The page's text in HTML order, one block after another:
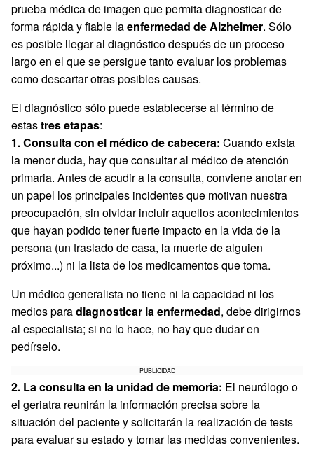
prueba médica de imagen que permita diagnosticar de
forma rápida y fiable laenfermedad de Alzheimer. Sólo
es posible llegar al diagnóstico después de un proceso
largo en el que se persigue tanto evaluar los problemas
como descartar otras posibles causas.
El diagnóstico sólo puede establecerse al término de
estastres etapas:
1. Consulta con el médico de cabecera: Cuando exista
la menor duda, hay que consultar al médico de atención
primaria. Antes de acudir a la consulta, conviene anotar en
un papel los principales incidentes que motivan nuestra
preocupación, sin olvidar incluir aquellos acontecimientos
que hayan podido tener fuerte impacto en la vida de la
persona (un traslado de casa, la muerte de alguien
próximo...) ni la lista de los medicamentos que toma.
Un médico generalista no tiene ni la capacidad ni los
medios paradiagnosticar la enfermedad, debe dirigirnos
al especialista; si no lo hace, no hay que dudar en
pedírselo.
PUBLICIDAD
2. La consulta en la unidad de memoria: El neurólogo o
el geriatra reunirán la información precisa sobre la
situación del paciente y solicitarán la realización de tests
para evaluar su estado y tomar las medidas convenientes.